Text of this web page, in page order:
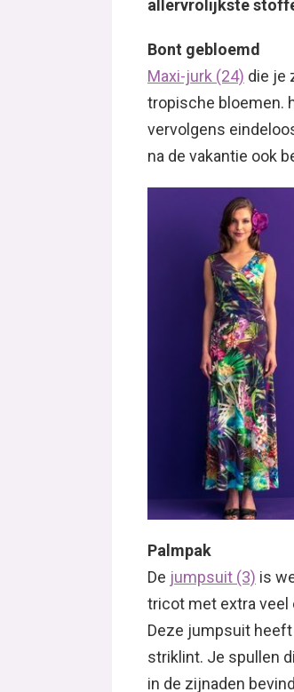
allervrolijkste
Bont gebloemd
Maxi-jurk (24) die je
tropische bloemen.
vervolgens
na de vakantie ook
Palmpak
De jumpsuit (3) is
tricot met extra veel
Deze jumpsuit
striklint. Je spullen
in de zijnaden